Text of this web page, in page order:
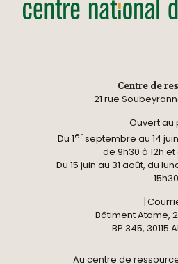
Centre de
21 rue
Ouvert au
Du 1erseptembre au 14
de 9h30 à 12h et
Du 15 juin au 31 août, du
15h30
Bâtiment Atome,
BP 345, 30115
Au centre de